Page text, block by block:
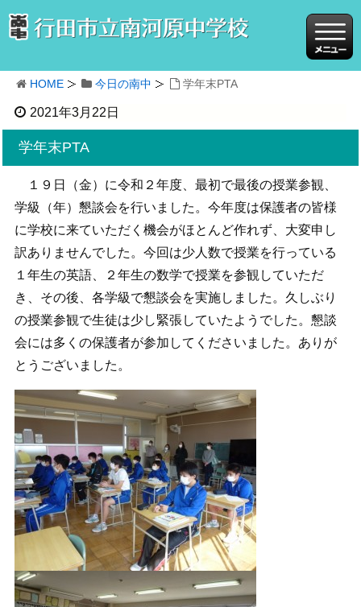
HOME 今日の南中 学年末PTA
2021年3月22日
学年末PTA
１９日（金）に令和２年度、最初で最後の授業参観、
学級（年）懇談会を行いました。今年度は保護者の皆様
に学校に来ていただく機会がほとんど作れず、大変申し
訳ありませんでした。今回は少人数で授業を行っている
１年生の英語、２年生の数学で授業を参観していただ
き、その後、各学級で懇談会を実施しました。久しぶり
の授業参観で生徒は少し緊張していたようでした。懇談
会には多くの保護者が参加してくださいました。ありが
とうございました。